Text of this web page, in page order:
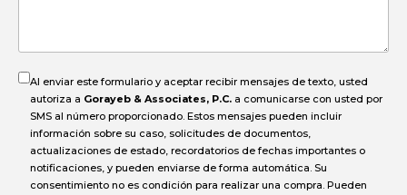
Al enviar este formulario y aceptar recibir mensajes de texto, usted
autoriza a Gorayeb & Associates, P.C. a comunicarse con usted por
SMS al número proporcionado. Estos mensajes pueden incluir
información sobre su caso, solicitudes de documentos,
actualizaciones de estado, recordatorios de fechas importantes o
notificaciones, y pueden enviarse de forma automática. Su
consentimiento no es condición para realizar una compra. Pueden